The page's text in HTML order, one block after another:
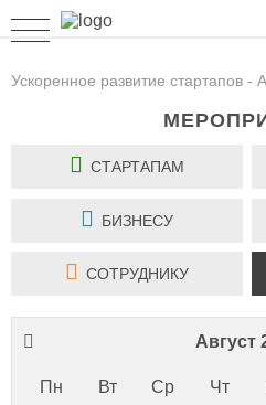
Ускоренное развитие стартапов -
СТАРТАПАМ
БИЗНЕСУ
СОТРУДНИКУ
Август
Пн Вт Ср Чт